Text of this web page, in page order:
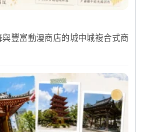
豐富動漫商店的城中城複合式商